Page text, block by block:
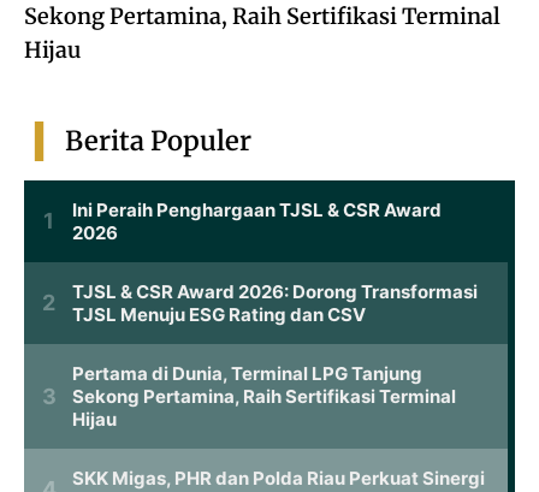
Sekong Pertamina, Raih Sertifikasi Terminal
Hijau
Berita Populer